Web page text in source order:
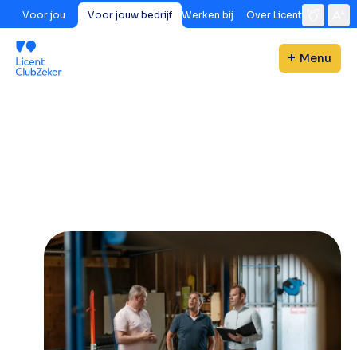
Voor jou Voor jouw bedrijf Werken bij Over Licent
Menu